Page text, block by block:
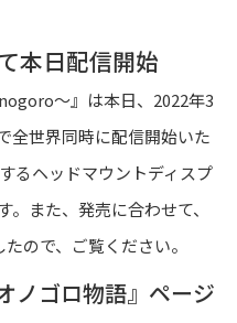
本日配信開始
～』は本日、2022年3
世界同時に配信開始いた
るヘッドマウントディスプ
また、発売に合わせて、
ので、ご覧ください。
ゴロ物語』ページ